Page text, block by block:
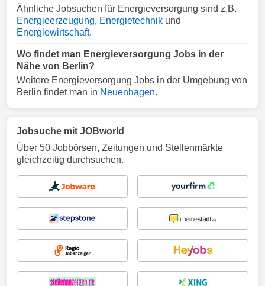
Ähnliche Jobsuchen für Energieversorgung sind z.B.
Energieerzeugung, Energietechnik und
Energiewirtschaft.
Wo findet man Energieversorgung Jobs in der
Nähe von Berlin?
Weitere Energieversorgung Jobs in der Umgebung von
Berlin findet man in Neuenhagen.
Jobsuche mit JOBworld
Über 50 Jobbörsen, Zeitungen und Stellenmärkte
gleichzeitig durchsuchen.